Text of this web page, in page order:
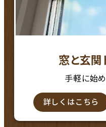
窓と玄関
手軽に始
詳しくはこちら